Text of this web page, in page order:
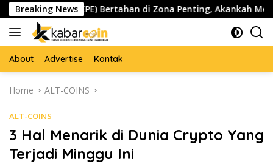
Skip
to
content
Breaking News
Pepe ($PEPE) Bertahan di Zona Penting, Akankah Memicu
About Advertise Kontak
Home ALT-COINS
ALT-COINS
3 Hal Menarik di Dunia Crypto Yang
Terjadi Minggu Ini